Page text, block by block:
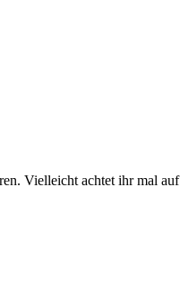
Vielleicht achtet ihr mal auf